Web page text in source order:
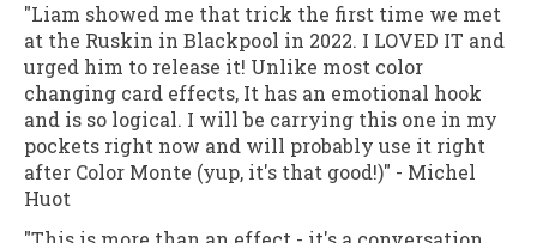
"Liam showed me that trick the first time we met
at the Ruskin in Blackpool in 2022. I LOVED IT and
urged him to release it! Unlike most color
changing card effects, It has an emotional hook
and is so logical. I will be carrying this one in my
pockets right now and will probably use it right
after Color Monte (yup, it's that good!)" - Michel
Huot